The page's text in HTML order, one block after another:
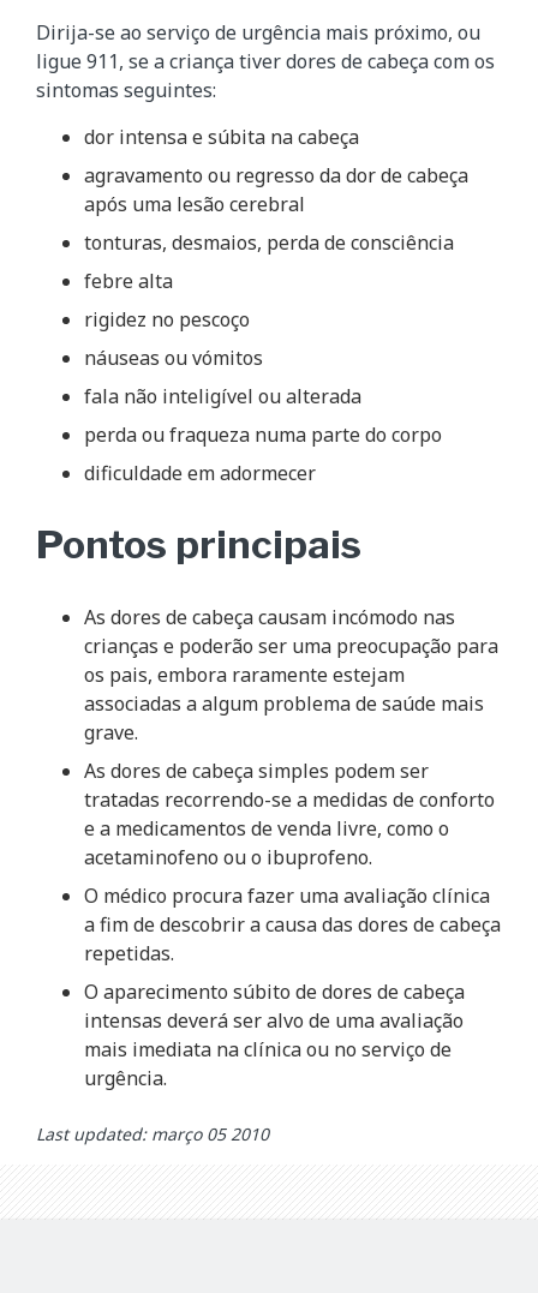
Dirija-se ao serviço de urgência mais próximo, ou
ligue 911, se a criança tiver dores de cabeça com os
sintomas seguintes:
dor intensa e súbita na cabeça
agravamento ou regresso da dor de cabeça
após uma lesão cerebral
tonturas, desmaios, perda de consciência
febre alta
rigidez no pescoço
náuseas ou vómitos
fala não inteligível ou alterada
perda ou fraqueza numa parte do corpo
dificuldade em adormecer
Pontos principais
As dores de cabeça causam incómodo nas
crianças e poderão ser uma preocupação para
os pais, embora raramente estejam
associadas a algum problema de saúde mais
grave.
As dores de cabeça simples podem ser
tratadas recorrendo-se a medidas de conforto
e a medicamentos de venda livre, como o
acetaminofeno ou o ibuprofeno.
O médico procura fazer uma avaliação clínica
a fim de descobrir a causa das dores de cabeça
repetidas.
O aparecimento súbito de dores de cabeça
intensas deverá ser alvo de uma avaliação
mais imediata na clínica ou no serviço de
urgência.
Last updated: março 05 2010